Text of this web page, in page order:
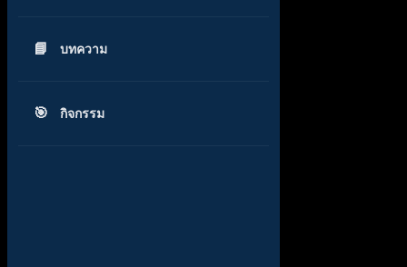
บทความ
กิจกรรม